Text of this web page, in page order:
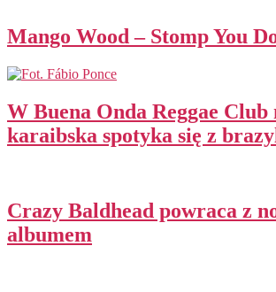
Mango Wood – Stomp You
W Buena Onda Reggae Club
karaibska spotyka się z
Crazy Baldhead powraca z
albumem